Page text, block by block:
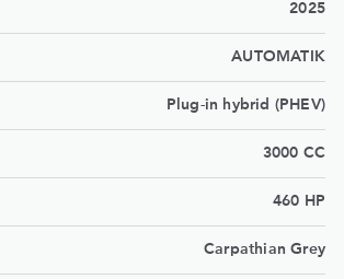
2025
AUTOMATIK
Plug-in hybrid (PHEV)
3000 CC
460 HP
Carpathian Grey